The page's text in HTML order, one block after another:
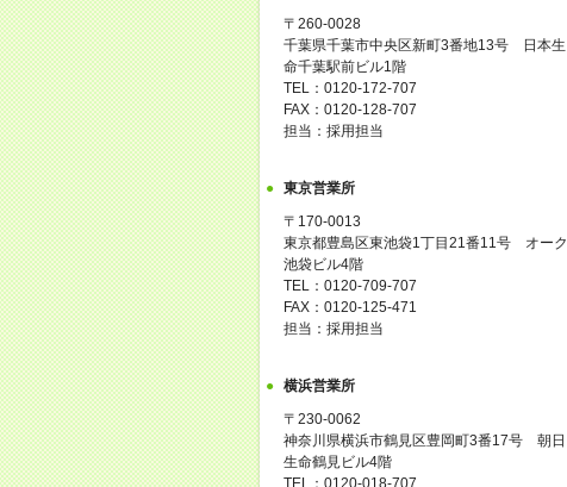
〒260-0028
千葉県千葉市中央区新町3番地13号 日本生
命千葉駅前ビル1階
TEL：0120-172-707
FAX：0120-128-707
担当：採用担当
東京営業所
〒170-0013
東京都豊島区東池袋1丁目21番11号 オーク
池袋ビル4階
TEL：0120-709-707
FAX：0120-125-471
担当：採用担当
横浜営業所
〒230-0062
神奈川県横浜市鶴見区豊岡町3番17号 朝日
生命鶴見ビル4階
TEL：0120-018-707